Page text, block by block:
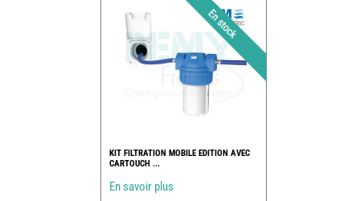
KIT FILTRATION MOBILE EDITION AVEC
CARTOUCH ...
En savoir plus